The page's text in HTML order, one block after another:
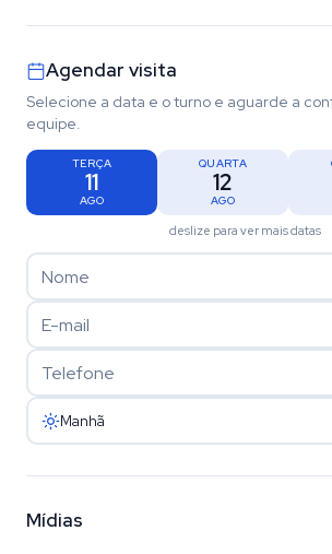
Agendar visita
Selecione a data e o turno e aguarde a
equipe.
TERÇA
11
AGO
QUARTA
12
AGO
deslize para ver mais datas
Manhã
Mídias